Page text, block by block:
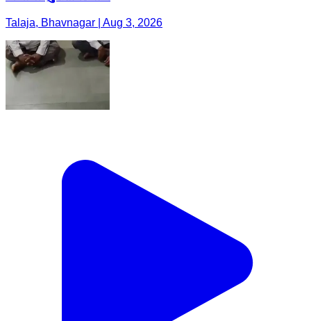
Talaja, Bhavnagar | Aug 3, 2026